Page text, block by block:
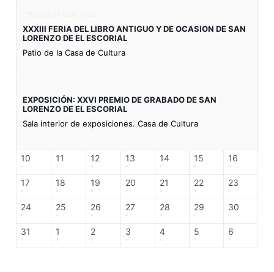
XXXIII FERIA DEL LIBRO ANTIGUO Y DE OCASION DE SAN
LORENZO DE EL ESCORIAL
Patio de la Casa de Cultura
EXPOSICIÓN: XXVI PREMIO DE GRABADO DE SAN
LORENZO DE EL ESCORIAL
Sala interior de exposiciones. Casa de Cultura
10 11 12 13 14 15 16
17 18 19 20 21 22 23
24 25 26 27 28 29 30
31 1 2 3 4 5 6